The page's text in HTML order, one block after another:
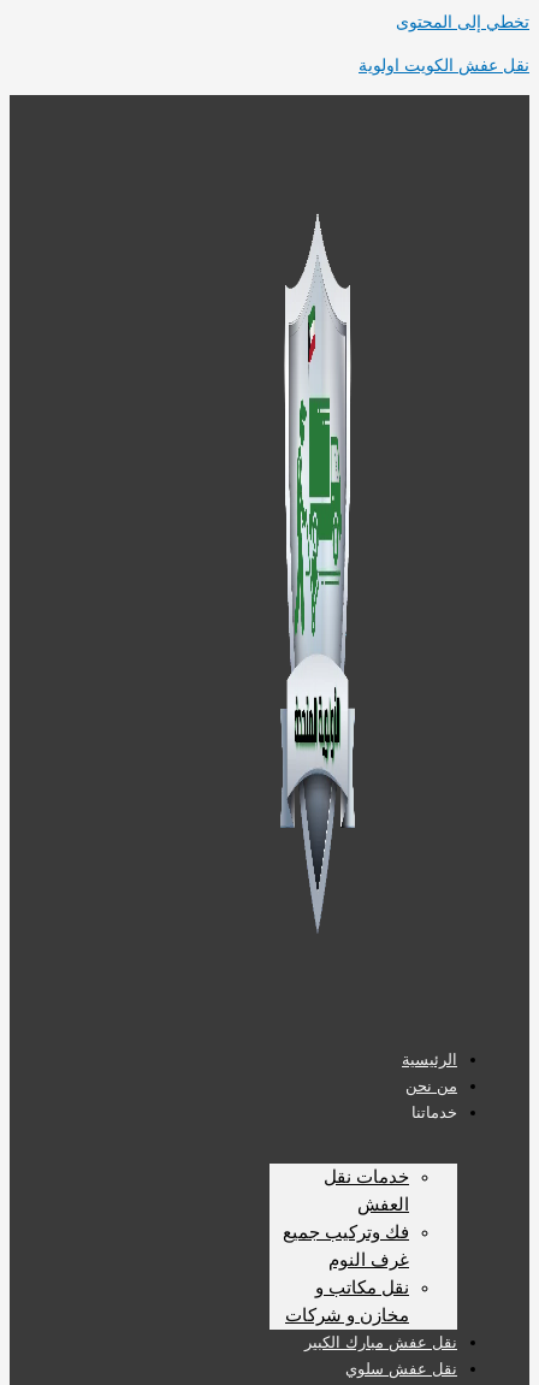
إلى المحتوى
عفش الكويت اولوية
الرئيسية
من نحن
خدماتنا
خدمات نقل
العفش
فك وتركيب جميع
غرف النوم
نقل مكاتب و
مخازن و شركات
نقل عفش مبارك الكبير
نقل عفش سلوي